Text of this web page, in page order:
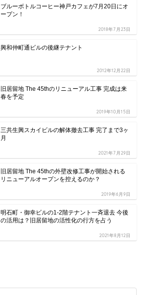
ブルーボトルコーヒー神戸カフェが7月20日にオ
ープン！
2018年7月23日
興和仲町通ビルの後継テナント
2012年12月22日
旧居留地 The 45thのリニューアル工事 完成は来
春を予定
2019年10月15日
三共生興スカイビルの解体撤去工事 完了まで3ヶ
月
2021年7月29日
旧居留地 The 45thの外壁改修工事が開始される
リニューアルオープンを控えるのか？
2019年6月9日
明石町・御幸ビルの1-2階テナント一斉退去 今後
の活用は？旧居留地の活性化の行方を占う
2021年8月12日